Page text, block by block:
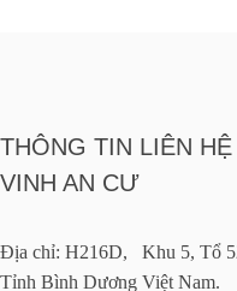
THÔNG TIN LIÊN
VINH AN CƯ
Địa chỉ: H216D, Khu 5, Tổ
Tỉnh Bình Dương Việt Nam.